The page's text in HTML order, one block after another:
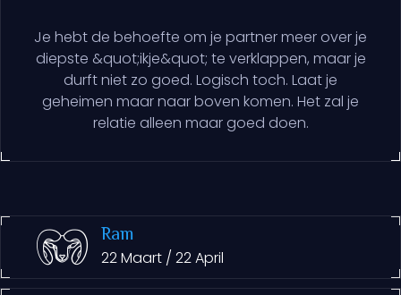
Ram
22 Maart / 22 April
Je hebt de behoefte om je partner meer over je
diepste &quot;ikje&quot; te verklappen, maar je
durft niet zo goed. Logisch toch. Laat je
geheimen maar naar boven komen. Het zal je
relatie alleen maar goed doen.